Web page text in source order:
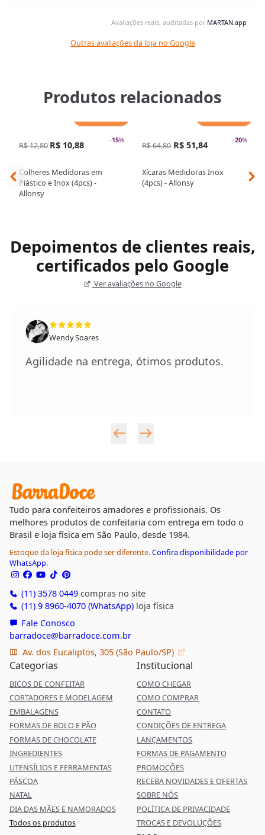
Avaliações reais, auditadas por MARTAN.app
Outras avaliações da loja no Google
Produtos relacionados
-15%
R$ 12,80 R$ 10,88
Colheres Medidoras em
Plástico e Inox (4pcs) -
Allonsy
-20%
R$ 64,80 R$ 51,84
Xícaras Medidoras Inox
(4pcs) - Allonsy
Depoimentos de clientes reais,
certificados pelo Google
Ver avaliações no Google
Wendy Soares
Agilidade na entrega, ótimos produtos.
Tudo para confeiteiros amadores e profissionais. Os
melhores produtos de confeitaria com entrega em todo o
Brasil e loja física em São Paulo, desde 1984.
Estoque da loja física pode ser diferente.Confira disponibilidade por
WhatsApp.
(11) 3578 0449compras no site
(11) 9 8960-4070 (WhatsApp)loja física
Fale Conosco
barradoce@barradoce.com.br
Av. dos Eucaliptos, 305 (São Paulo/SP)
Categorias
BICOS DE CONFEITAR
CORTADORES E MODELAGEM
EMBALAGENS
FORMAS DE BOLO E PÃO
FORMAS DE CHOCOLATE
INGREDIENTES
UTENSÍLIOS E FERRAMENTAS
PÁSCOA
NATAL
DIA DAS MÃES E NAMORADOS
Todos os produtos
Institucional
COMO CHEGAR
COMO COMPRAR
CONTATO
CONDIÇÕES DE ENTREGA
LANÇAMENTOS
FORMAS DE PAGAMENTO
PROMOÇÕES
RECEBA NOVIDADES E OFERTAS
SOBRE NÓS
POLÍTICA DE PRIVACIDADE
TROCAS E DEVOLUÇÕES